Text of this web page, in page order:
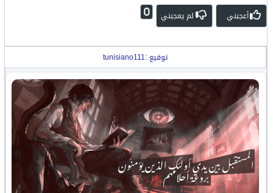
أعجبني لم يعجبني 0
توقيع :tunisiano111